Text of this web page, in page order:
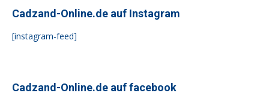
Cadzand-Online.de auf Instagram
[instagram-feed]
Cadzand-Online.de auf facebook